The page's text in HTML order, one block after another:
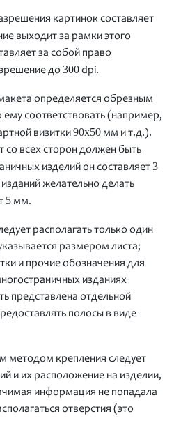
картинок составляет
выходит за рамки этого
за собой право
до 300dpi.
определяется обрезным
соответствовать (например,
визитки90х50 мм и т.д.).
со всех сторон должен быть
изделий он составляет3
желательно делать
5 мм.
располагать только один
размером листа;
и прочие обозначения для
изданиях
представлена отдельной
полосы в виде
методом крепления следует
и их расположение на изделии,
информация не попадала
отверстия (это